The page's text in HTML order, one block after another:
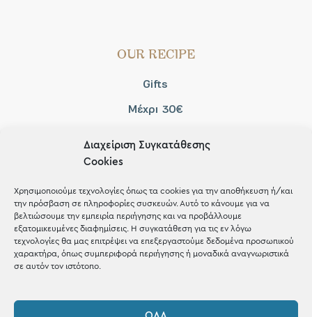
Διαχείριση Συγκατάθεσης
Cookies
Χρησιμοποιούμε τεχνολογίες όπως τα cookies για την αποθήκευση ή/και
την πρόσβαση σε πληροφορίες συσκευών. Αυτό το κάνουμε για να
βελτιώσουμε την εμπειρία περιήγησης και να προβάλλουμε
εξατομικευμένες διαφημίσεις. Η συγκατάθεση για τις εν λόγω
τεχνολογίες θα μας επιτρέψει να επεξεργαστούμε δεδομένα προσωπικού
χαρακτήρα, όπως συμπεριφορά περιήγησης ή μοναδικά αναγνωριστικά
σε αυτόν τον ιστότοπο.
OUR RECIPE
Gifts
Μέχρι 30€
Shop the look
ΚΑΤΑΣΤΗΜΑ
2421 217300